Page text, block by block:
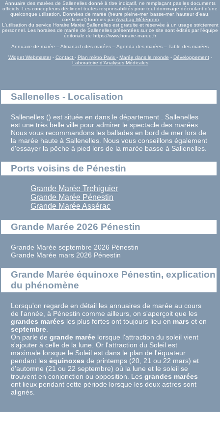
Annuaire des marées de Sallenelles donné à titre indicatif, ne remplaçant pas les documents
officiels. Les concepteurs déclinent toutes responsabilités pour tout dommage découlant d'une
quelconque utilisation. Données de marée (heure pleine-mer, basse-mer, hauteur d'eau,
coefficient) fournies parAviabag Météorem
L'utilisation du service Horaire Marée Sallenelles est gratuite et réservée à un usage strictement
personnel. Les horaires de marée de Sallenelles présentées sur ce site sont édités par l'équipe
éditoriale de https://www.horaire-maree.fr
Annuaire de marée – Almanach des marées – Agenda des marées – Table des marées
Widget Webmaster- Contact - Plan métro Paris - Marée dans le monde - Développement-
Laboratoire d'Analyses Médicales
Sallenelles - Localisation
Sallenelles () est située en dans le département . Sallenelles
est une très belle ville pour admirer le spectacle des marées.
Nous vous recommandons les ballades en bord de mer lors de
la marée haute à Sallenelles. Nous vous conseillons également
d'essayer la pêche à pied lors de la marée basse à Sallenelles.
Ports voisins de Pénestin
Grande Marée Trehiguier
Grande Marée Pénestin
Grande Marée Assérac
Grande Marée 2026 Pénestin
Grande Marée septembre 2026 Pénestin
Grande Marée mars 2026 Pénestin
Grande Marée équinoxe Pénestin, explication
du phénomène
Lorsqu'on regarde en détail les annuaires de marée au cours
de l'année, à Pénestin comme ailleurs, on s'aperçoit que les
grandes marées les plus fortes ont toujours lieu en mars et en
septembre
On parle degrande marée lorsque l'attraction du soleil vient
s'ajouter à celle de la lune. Or l'attraction du Soleil est
maximale lorsque le Soleil est dans le plan de l'équateur
pendant leséquinoxes de printemps (20, 21 ou 22 mars) et
d'automne (21 ou 22 septembre) où la lune et le soleil se
trouvent en conjonction ou opposition. Lesgrandes marées
ont lieux pendant cette période lorsque les deux astres sont
alignés.